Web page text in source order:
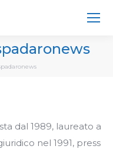
dal 1989, laureato a
nel 1991, press